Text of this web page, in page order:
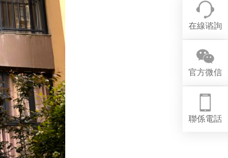
在線谘詢
官方微信
聯係電話